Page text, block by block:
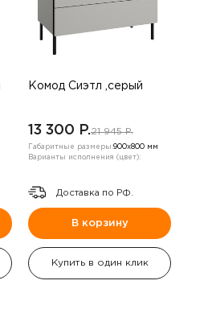
Комод Сиэтл ,серый
13 300 P.21 945 P.
Габаритные размеры:900х800 мм
Варианты исполнения (цвет):
Доставка по РФ.
В корзину
Купить в один клик